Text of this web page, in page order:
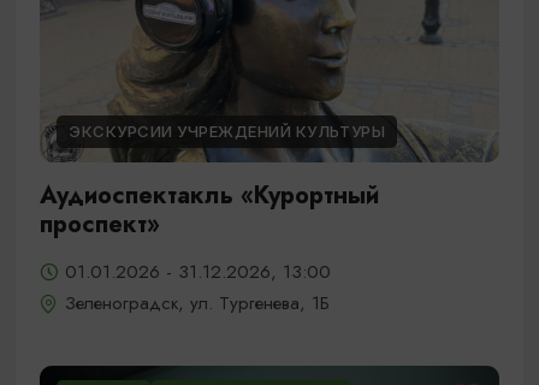
ЭКСКУРСИИ УЧРЕЖДЕНИЙ КУЛЬТУРЫ
Аудиоспектакль «Курортный
проспект»
01.01.2026 - 31.12.2026, 13:00
Зеленоградск, ул. Тургенева, 1Б